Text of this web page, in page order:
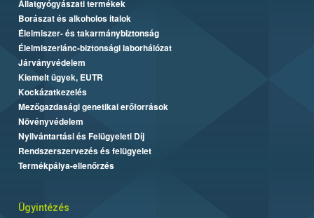
Állatgyógyászati termékek
Borászat és alkoholos italok
Élelmiszer- és takarmánybiztonság
Élelmiszerlánc-biztonsági laborhálózat
Járványvédelem
Kiemelt ügyek, EUTR
Kockázatkezelés
Mezőgazdasági genetikai erőforrások
Növényvédelem
Nyilvántartási és Felügyeleti Díj
Rendszerszervezés és felügyelet
Termékpálya-ellenőrzés
Ügyintézés